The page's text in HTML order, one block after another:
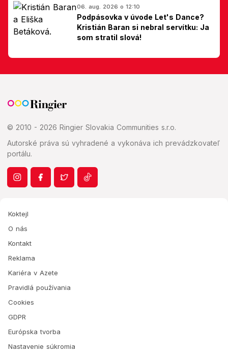
06. aug. 2026 o 12:10
Podpásovka v úvode Let's Dance?
Kristián Baran si nebral servítku: Ja
som stratil slová!
© 2010 - 2026 Ringier Slovakia Communities s.r.o.
Autorské práva sú vyhradené a vykonáva ich prevádzkovateľ
portálu.
Koktejl
O nás
Kontakt
Reklama
Kariéra v Azete
Pravidlá používania
Cookies
GDPR
Európska tvorba
Nastavenie súkromia